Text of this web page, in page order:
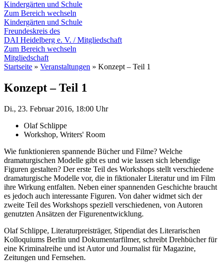
Kindergärten und Schule
Zum Bereich wechseln
Kindergärten und Schule
Freundeskreis des
DAI Heidelberg e. V. / Mitgliedschaft
Zum Bereich wechseln
Mitgliedschaft
Startseite » Veranstaltungen » Konzept – Teil 1
Konzept – Teil 1
Di., 23. Februar 2016, 18:00 Uhr
Olaf Schlippe
Workshop, Writers' Room
Wie funktionieren spannende Bücher und Filme? Welche
dramaturgischen Modelle gibt es und wie lassen sich lebendige
Figuren gestalten? Der erste Teil des Workshops stellt verschiedene
dramaturgische Modelle vor, die in fiktionaler Literatur und im Film
ihre Wirkung entfalten. Neben einer spannenden Geschichte braucht
es jedoch auch interessante Figuren. Von daher widmet sich der
zweite Teil des Workshops speziell verschiedenen, von Autoren
genutzten Ansätzen der Figurenentwicklung.
Olaf Schlippe, Literaturpreisträger, Stipendiat des Literarischen
Kolloquiums Berlin und Dokumentarfilmer, schreibt Drehbücher für
eine Kriminalreihe und ist Autor und Journalist für Magazine,
Zeitungen und Fernsehen.